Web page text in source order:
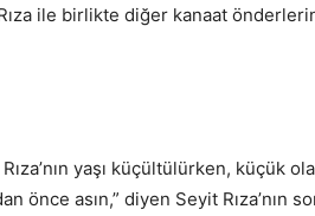
ile birlikte diğer kanaat
yaşı küçültülürken, küçük
önce asın,” diyen Seyit Rıza’nın